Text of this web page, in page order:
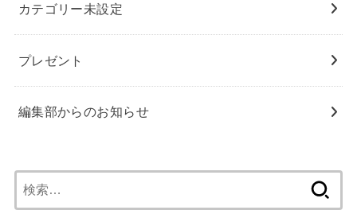
カテゴリー未設定
プレゼント
編集部からのお知らせ
索: